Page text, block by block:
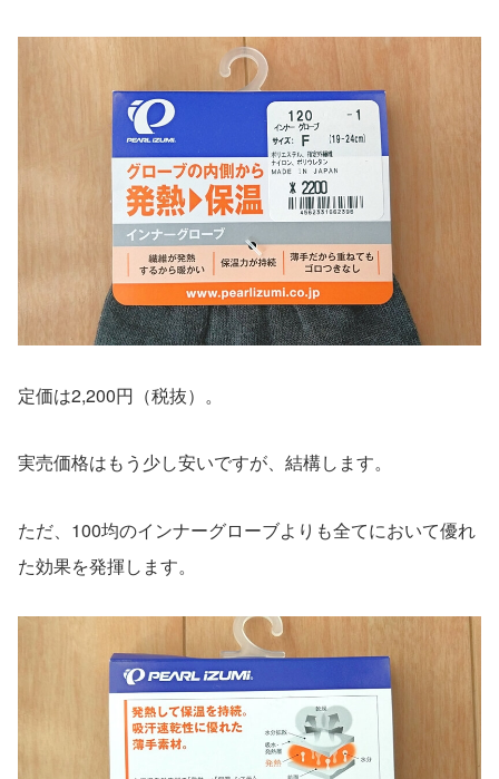
定価は2,200円（税抜）。
実売価格はもう少し安いですが、結構します。
ただ、100均のインナーグローブよりも全てにおいて優れ
た効果を発揮します。